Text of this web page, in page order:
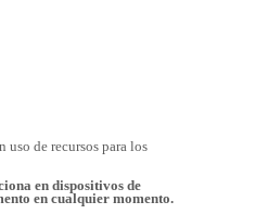
de recursos para los
en dispositivos de
en cualquier momento.